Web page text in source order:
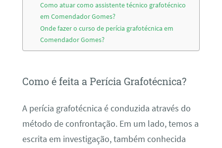
Como atuar como assistente técnico grafotécnico
em Comendador Gomes?
Onde fazer o curso de perícia grafotécnica em
Comendador Gomes?
Como é feita a Perícia Grafotécnica?
A perícia grafotécnica é conduzida através do
método de confrontação. Em um lado, temos a
escrita em investigação, também conhecida